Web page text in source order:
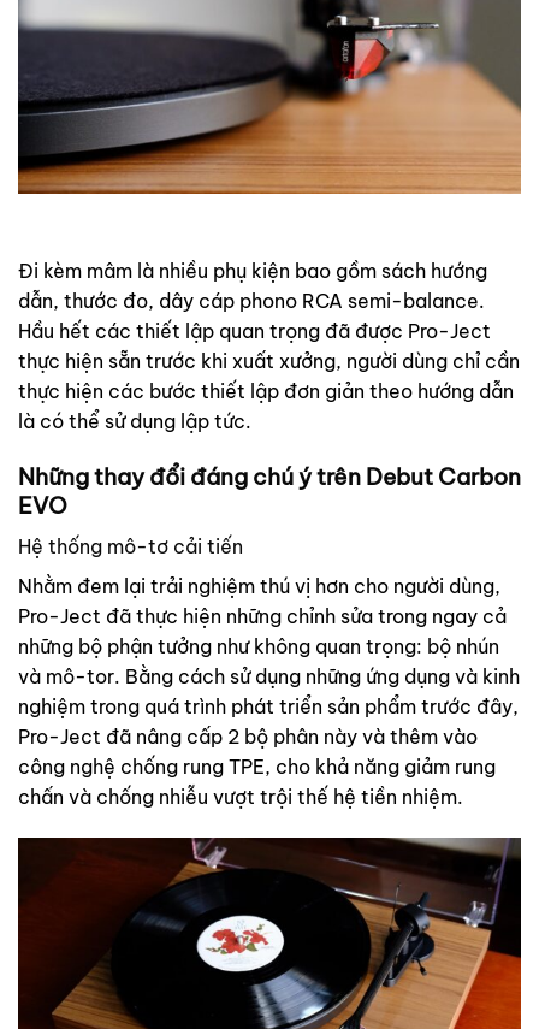
Đi kèm mâm là nhiều phụ kiện bao gồm sách hướng
dẫn, thước đo, dây cáp phono RCA semi-balance.
Hầu hết các thiết lập quan trọng đã được Pro-Ject
thực hiện sẵn trước khi xuất xưởng, người dùng chỉ cần
thực hiện các bước thiết lập đơn giản theo hướng dẫn
là có thể sử dụng lập tức.
Những thay đổi đáng chú ý trên Debut Carbon
EVO
Hệ thống mô-tơ cải tiến
Nhằm đem lại trải nghiệm thú vị hơn cho người dùng,
Pro-Ject đã thực hiện những chỉnh sửa trong ngay cả
những bộ phận tưởng như không quan trọng: bộ nhún
và mô-tor. Bằng cách sử dụng những ứng dụng và kinh
nghiệm trong quá trình phát triển sản phẩm trước đây,
Pro-Ject đã nâng cấp 2 bộ phân này và thêm vào
công nghệ chống rung TPE, cho khả năng giảm rung
chấn và chống nhiễu vượt trội thế hệ tiền nhiệm.